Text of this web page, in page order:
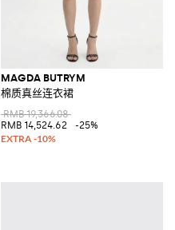
MAGDA BUTRYM
棉质真丝连衣裙
RMB 19,366.08
RMB 14,524.62
-25%